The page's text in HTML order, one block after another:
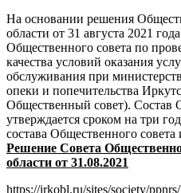
На основании решения
области от 31 августа 2021
Общественного совета по
качества условий оказания
обслуживания при
опеки и попечительства
Общественный совет). Состав
утверждается сроком на три
состава Общественного
Решение Совета
области от 31.08.2021
https://irkobl.ru/sites/society/